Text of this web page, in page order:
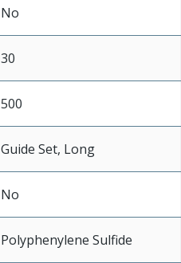
No
30
500
Guide Set, Long
No
Polyphenylene Sulfide